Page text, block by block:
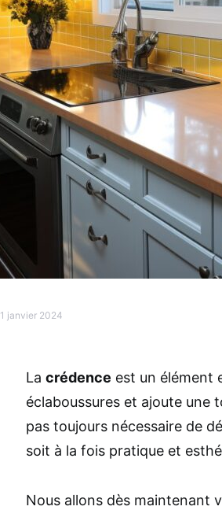
1 janvier 2024
La crédence est un élément
éclaboussures et ajoute une
pas toujours nécessaire de
soit à la fois pratique et
Nous allons dès maintenant